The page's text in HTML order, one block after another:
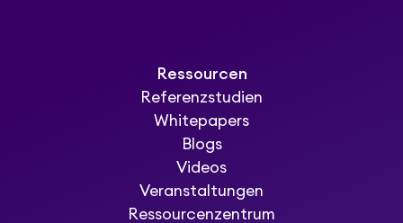
Ressourcen
Referenzstudien
Whitepapers
Blogs
Videos
Veranstaltungen
Ressourcenzentrum